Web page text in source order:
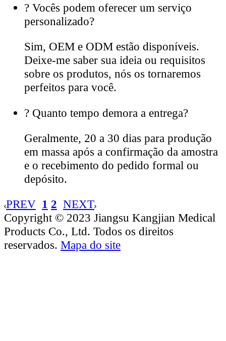
? Vocês podem oferecer um serviço
personalizado?
Sim, OEM e ODM estão disponíveis.
Deixe-me saber sua ideia ou requisitos
sobre os produtos, nós os tornaremos
perfeitos para você.
? Quanto tempo demora a entrega?
Geralmente, 20 a 30 dias para produção
em massa após a confirmação da amostra
e o recebimento do pedido formal ou
depósito.
PREV 1 2 NEXT
Copyright © 2023 Jiangsu Kangjian Medical
Products Co., Ltd. Todos os direitos
reservados. Mapa do site